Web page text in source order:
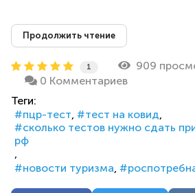
Продолжить чтение
1
909
0 Комментариев
Теги:
пцр-тест
тест на ковид
сколько тестов нужно сдать
рф
новости туризма